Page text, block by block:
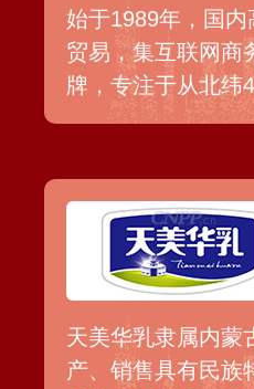
始于1989年，国
贸易，集互联网商
牌，专注于从北纬
食，已形成覆盖牛
天美华乳隶属内蒙
产、销售具有民族